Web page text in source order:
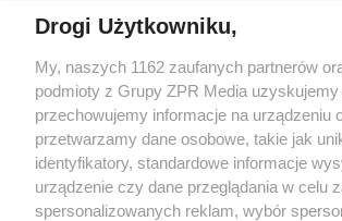
Żaden utwór zamieszczony w serwisie nie może być
rozpowszechniany lub dalej rozpowszechniany w
tym także elektroniczny lub mechaniczny) na
eksploatacji w jakiejkolwiek formie, włącznie z
bez pisemnej zgody właściciela praw. Jakiekolwiek
wykorzystanie utworów w całości lub w części z
bez właściwej zgody, jest zabronione pod groźbą kary
prawnie.
Drogi Użytkowniku,
My, naszych 1162 zaufanych partnerów
podmioty z Grupy ZPR Media uzyskujemy
przechowujemy informacje na urządzeniu
przetwarzamy dane osobowe, takie jak
identyfikatory, standardowe informacje
urządzenie czy dane przeglądania w celu
spersonalizowanych reklam, wybór